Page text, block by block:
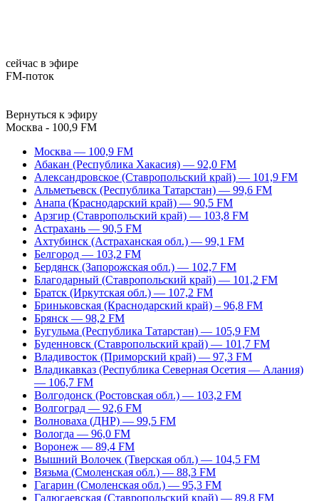
сейчас в эфире
FM-поток
Вернуться к эфиру
Москва - 100,9 FM
Москва — 100,9 FM
Абакан (Республика Хакасия) — 92,0 FM
Александровское (Ставропольский край) — 101,9 FM
Альметьевск (Республика Татарстан) — 99,6 FM
Анапа (Краснодарский край) — 90,5 FM
Арзгир (Ставропольский край) — 103,8 FM
Астрахань — 90,5 FM
Ахтубинск (Астраханская обл.) — 99,1 FM
Белгород — 103,2 FM
Бердянск (Запорожская обл.) — 102,7 FM
Благодарный (Ставропольский край) — 101,2 FM
Братск (Иркутская обл.) — 107,2 FM
Бриньковская (Краснодарский край) – 96,8 FM
Брянск — 98,2 FM
Бугульма (Республика Татарстан) — 105,9 FM
Буденновск (Ставропольский край) — 101,7 FM
Владивосток (Приморский край) — 97,3 FM
Владикавказ (Республика Северная Осетия — Алания)
— 106,7 FM
Волгодонск (Ростовская обл.) — 103,2 FM
Волгоград — 92,6 FM
Волноваха (ДНР) — 99,5 FM
Вологда — 96,0 FM
Воронеж — 89,4 FM
Вышний Волочек (Тверская обл.) — 104,5 FM
Вязьма (Смоленская обл.) — 88,3 FM
Гагарин (Смоленская обл.) — 95,3 FM
Галюгаевская (Ставропольский край) — 89,8 FM